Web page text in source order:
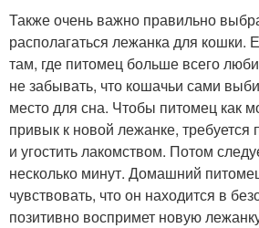
Также очень важно правильно
располагаться лежанка для кошки.
там, где питомец больше всего
не забывать, что кошачьи сами
место для сна. Чтобы питомец как
привык к новой лежанке, требуется
и угостить лакомством. Потом
несколько минут. Домашний
чувствовать, что он находится в
позитивно воспримет новую